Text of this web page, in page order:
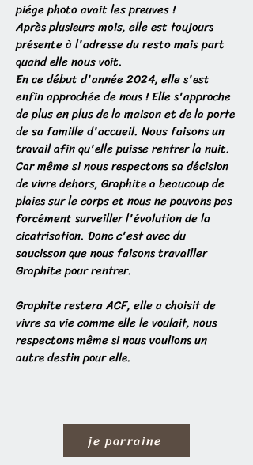
piége photo avait les preuves !
Après plusieurs mois, elle est toujours
présente à l'adresse du resto mais part
quand elle nous voit.
En ce début d'année 2024, elle s'est
enfin approchée de nous ! Elle s'approche
de plus en plus de la maison et de la porte
de sa famille d'accueil. Nous faisons un
travail afin qu'elle puisse rentrer la nuit.
Car même si nous respectons sa décision
de vivre dehors, Graphite a beaucoup de
plaies sur le corps et nous ne pouvons pas
forcément surveiller l'évolution de la
cicatrisation. Donc c'est avec du
saucisson que nous faisons travailler
Graphite pour rentrer.
Graphite restera ACF, elle a choisit de
vivre sa vie comme elle le voulait, nous
respectons même si nous voulions un
autre destin pour elle.
je parraine